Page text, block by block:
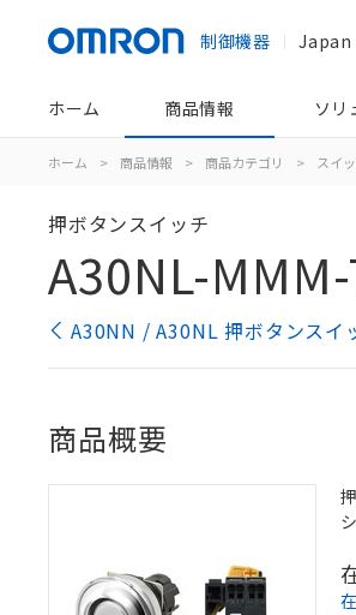
制御機器 Japan
ホーム 商品情報 ソリ
ホーム > 商品情報 > 商品カテゴリ > スイ
押ボタンスイッチ
A30NL-
A30NN / A30NL 押ボタンスイ
商品概要